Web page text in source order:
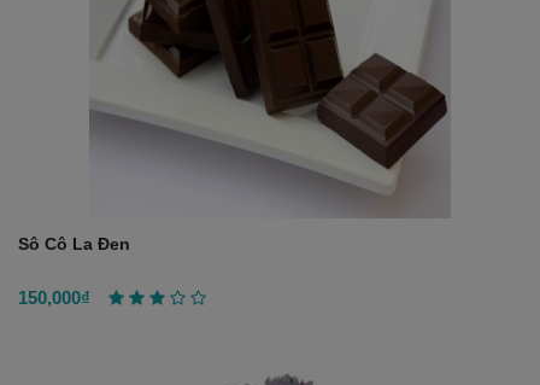
Sô Cô La Đen
150,000₫